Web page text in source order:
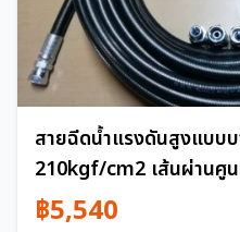
สายฉีดน้ำแรงดันสูงแบบ
210kgf/cm2 เส้นผ่านศู
พร้อมข้อต่อ JIS ความยาว
฿5,540